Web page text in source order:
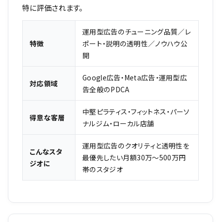
特に評価されます。
特徴
運用型広告のチューニング品質／レ
ポート・説明の透明性／ノウハウ公
開
対応領域
Google広告・Meta広告・運用型広
告全般のPDCA
得意な客層
中堅ピラティス・フィットネス・パーソ
ナルジム・ローカル店舗
こんなスタ
ジオに
運用型広告のクオリティと透明性を
最優先したい月額30万〜500万円
帯のスタジオ